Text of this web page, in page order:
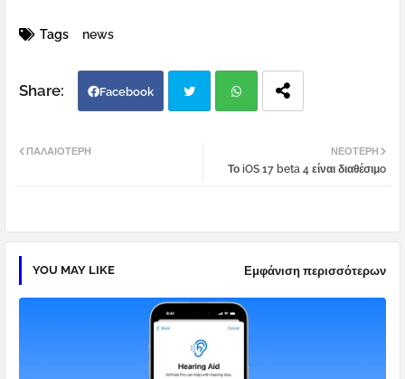
Tags news
Facebook
atsa
ΝΕΌΤΕΡΗ
Το iOS 17 beta 4 είναι διαθέσιμo
ΠΑΛΑΙΌΤΕΡΗ
YOU MAY LIKE Εμφάνιση περισσότερων